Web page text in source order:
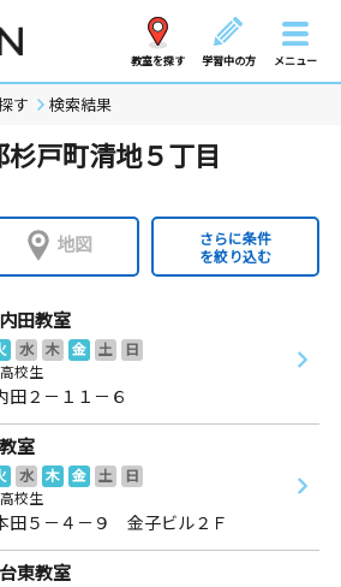
教室を探す 学習中の方 メニュー
す 検索結果
戸町清地５丁目
地図
さらに条件
を絞り込む
田教室
水 木 金 土
日
校生
田２－１１－６
室
水 木 金 土
日
校生
田５－４－９ 金子ビル２Ｆ
東教室